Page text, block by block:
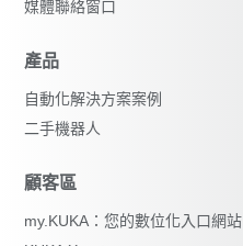
媒體聯絡窗口
產品
自動化解決方案案例
二手機器人
顧客區
my.KUKA：您的數位化入口網站